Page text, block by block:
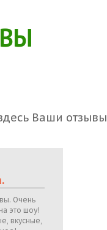
Ваши отзывы
Очень
это шоу!
вкусные,